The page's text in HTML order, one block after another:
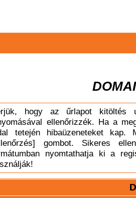
hogy az űrlapot kitöltés
ellenőrizzék. Ha a
tetején hibaüzeneteket
gombot. Sikeres
nyomtathatja ki a